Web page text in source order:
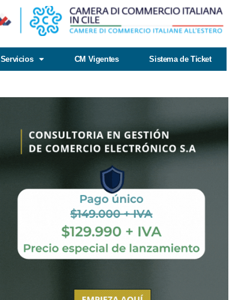
Servicios CM Vigentes Sistema de Ticket